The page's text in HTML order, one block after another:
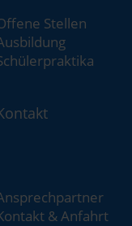
Stellen
& Anfahrt